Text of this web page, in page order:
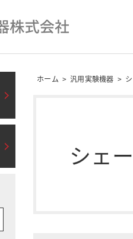
ホーム > 汎用実験機器 >
シェ